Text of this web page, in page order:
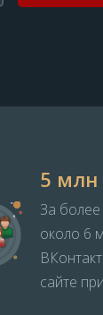
5 млн
За более
около 6
сайте